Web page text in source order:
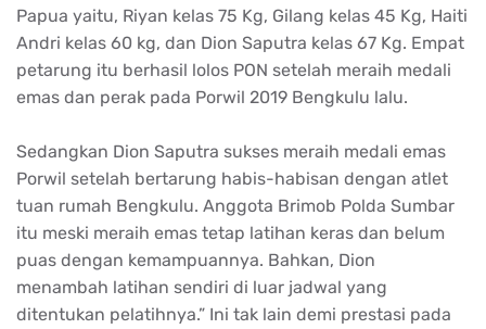
Papua yaitu, Riyan kelas 75 Kg, Gilang kelas 45 Kg, Haiti
Andri kelas 60 kg, dan Dion Saputra kelas 67 Kg. Empat
petarung itu berhasil lolos PON setelah meraih medali
emas dan perak pada Porwil 2019 Bengkulu lalu.
Sedangkan Dion Saputra sukses meraih medali emas
Porwil setelah bertarung habis-habisan dengan atlet
tuan rumah Bengkulu. Anggota Brimob Polda Sumbar
itu meski meraih emas tetap latihan keras dan belum
puas dengan kemampuannya. Bahkan, Dion
menambah latihan sendiri di luar jadwal yang
ditentukan pelatihnya.” Ini tak lain demi prestasi pada